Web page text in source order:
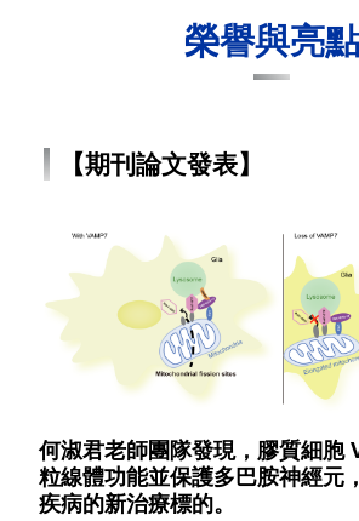
榮譽與亮點
【期刊論文發表】
何淑君老師團隊發現，膠質細胞
粒線體功能並保護多巴胺神經元
疾病的新治療標的。